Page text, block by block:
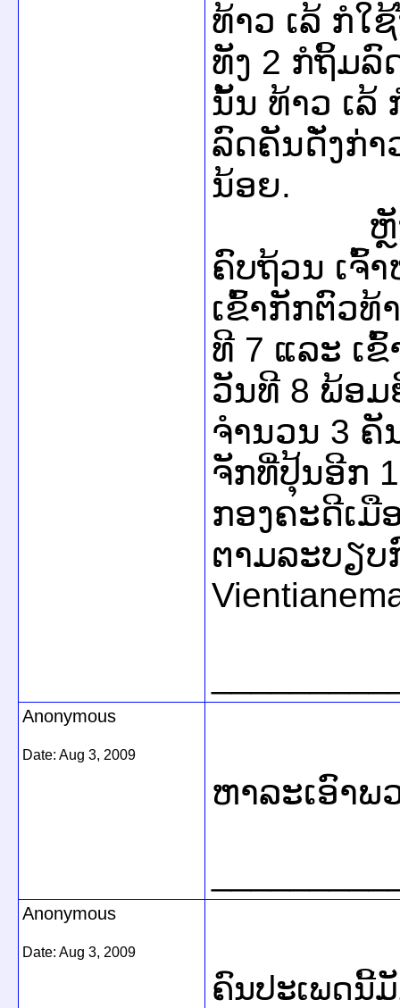
ທ້າວ ເລ້ ກໍໃ
ທັງ 2 ກໍຖິ້ມລົ
ນັ້ນ ທ້າວ ເລ້
ລົດຄັນດັ່ງກ່
ນ້ອຍ.
ຫຼັງຈາກ
ຄົບຖ້ວນ ເຈົ້
ເຂົ້າກັກຕົວທ້
ທີ 7 ແລະ ເ
ວັນທີ 8 ພ້ອ
ຈຳນວນ 3 ຄັ
ຈັກທີ່ປຸ້ນອີກ
ກອງຄະດີເມື
ຕາມລະບຽ
Anonymous
Date: Aug 3, 2009
ຫາລະເອົາພ
Anonymous
Date: Aug 3, 2009
ຄົນປະເພດນີ້ມັ